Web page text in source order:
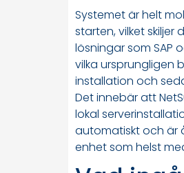
Systemet är helt
starten, vilket skiljer
lösningar som SAP
vilka ursprungligen
installation och
Det innebär att
lokal
automatiskt och är
enhet som helst